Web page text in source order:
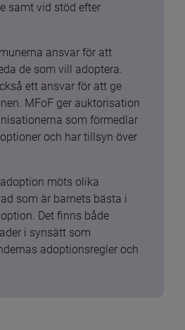
samt vid stöd efter
ansvar för att
de som vill adoptera.
ett ansvar för att ge
MFoF ger auktorisation
som förmedlar
och har tillsyn över
möts olika
som är barnets bästa i
Det finns både
i synsätt som
adoptionsregler och